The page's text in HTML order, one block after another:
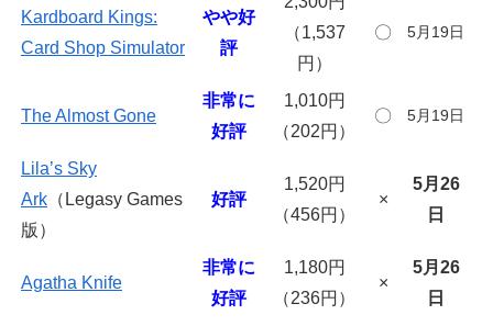
Kardboard Kings:
Card Shop Simulator
やや好
評
（1,537
円）
〇 5月19日
The Almost Gone
非常に
好評
1,010円
（202円）
〇 5月19日
Lila’s Sky
Ark （Legasy Games
版）
好評
1,520円
（456円）
×
5月26
日
Agatha Knife
非常に
好評
1,180円
（236円）
×
5月26
日